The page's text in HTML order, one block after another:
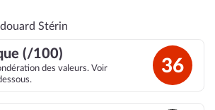
Stérin
(/100)
des valeurs. Voir
36